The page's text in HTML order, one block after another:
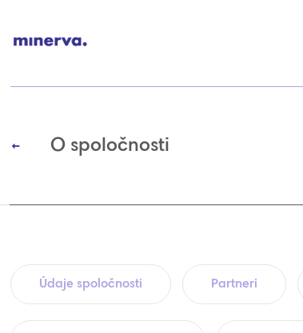
O spoločnosti
Údaje spoločnosti Partneri